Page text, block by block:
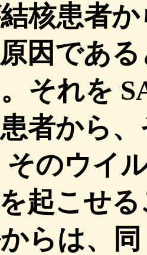
核患者
因であ
それを
者から
そのウイ
起こせ
らは、